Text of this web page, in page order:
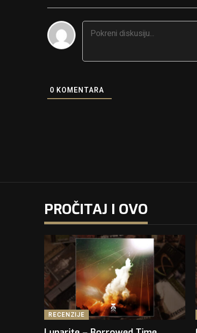
0 KOMENTARA
PROČITAJ I OVO
RECENZIJE